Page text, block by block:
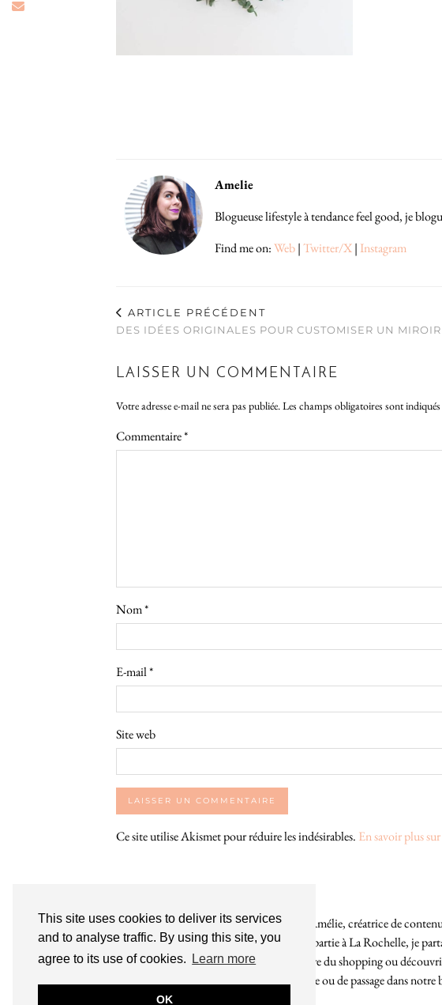
This site uses cookies to deliver its services
and to analyse traffic. By using this site, you
agree to its use of cookies.
Learn more
OK
Amelie
Blogueuse lifestyle à tendance feel good, je
Find me on:Web|Twitter/X| Instagram
ARTICLE PRÉCÉDENT
DES IDÉES ORIGINALES POUR CUSTOMISER UN MIROIR
LAISSER UN COMMENTAIRE
Votre adresse e-mail ne sera pas publiée.Les champs obligatoires sont indiqués
Commentaire*
Nom*
E-mail*
Site web
Ce site utilise Akismet pour réduire les indésirables. En savoir plus
Bienvenue sur le So Girly Blog ! Je suis Amélie, créatrice de
années. À travers ce blog dédié en grande partie à La Rochelle, je
rochelaises pour bruncher, se balader, faire du shopping ou
endroit. Que vous soyez Rochelais·e ou de passage dans